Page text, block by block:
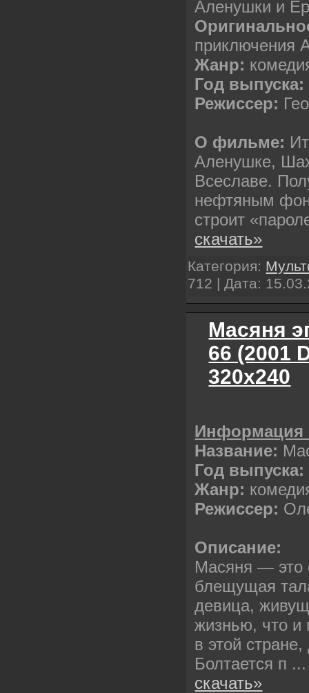
Аленушки и
приключения
Жанр:
Год выпуска:
Режиссер:
О фильме:
Аленушке,
Всеславе.
нефтяным
строит
скачать»
Категория:
712 | Дата:
Масяня
66 (2001
320х240
Название:
Год
Жанр:
Режиссер:
Описание:
Масяня — это
блещущая
девица,
жизнью, что и
в этой
Болтается п
скачать»